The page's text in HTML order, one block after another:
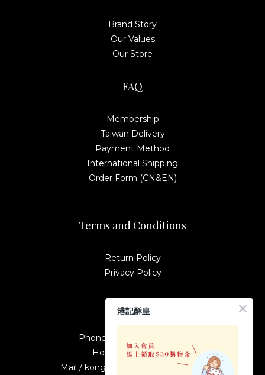
Brand Story
Our Values
Our Store
FAQ
Membership
Taiwan Delivery
Payment Method
International Shipping
Order Form (CN&EN)
Terms and Conditions
Return Policy
Privacy Policy
Contact
Phone / +886-2-23895587
Hours / 10:00-19:00
Mail / kongkeetw1998@gmail.com
港記酥皇